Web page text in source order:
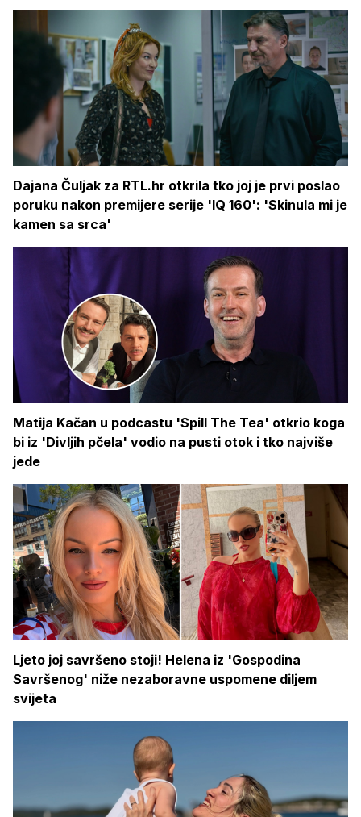
Dajana Čuljak za RTL.hr otkrila tko joj je prvi poslao
poruku nakon premijere serije 'IQ 160': 'Skinula mi je
kamen sa srca'
Matija Kačan u podcastu 'Spill The Tea' otkrio koga
bi iz 'Divljih pčela' vodio na pusti otok i tko najviše
jede
Ljeto joj savršeno stoji! Helena iz 'Gospodina
Savršenog' niže nezaboravne uspomene diljem
svijeta